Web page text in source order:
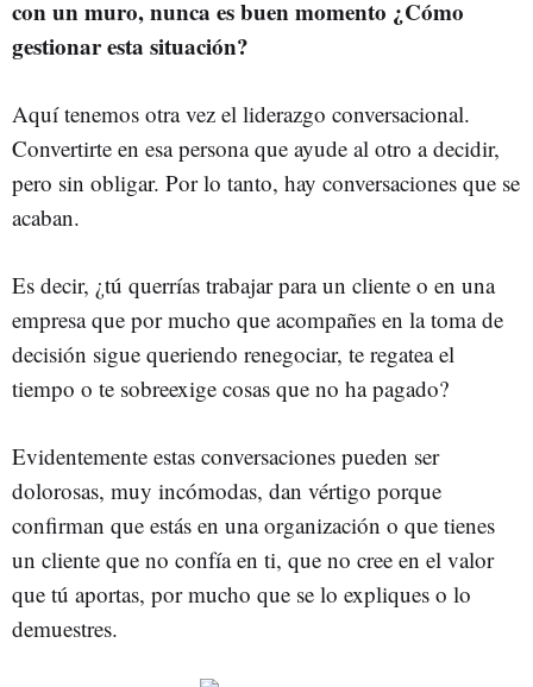
con un muro, nunca es buen momento ¿Cómo
gestionar esta situación?
Aquí tenemos otra vez el liderazgo conversacional.
Convertirte en esa persona que ayude al otro a decidir,
pero sin obligar. Por lo tanto, hay conversaciones que se
acaban.
Es decir, ¿tú querrías trabajar para un cliente o en una
empresa que por mucho que acompañes en la toma de
decisión sigue queriendo renegociar, te regatea el
tiempo o te sobreexige cosas que no ha pagado?
Evidentemente estas conversaciones pueden ser
dolorosas, muy incómodas, dan vértigo porque
confirman que estás en una organización o que tienes
un cliente que no confía en ti, que no cree en el valor
que tú aportas, por mucho que se lo expliques o lo
demuestres.